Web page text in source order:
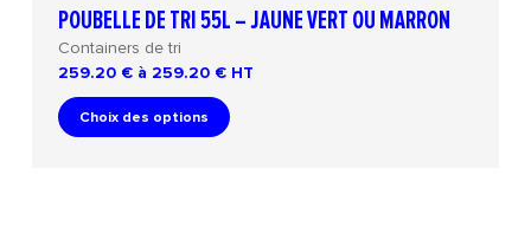
POUBELLE DE TRI 55L – JAUNE VERT OU MARRON
Containers de tri
259.20 € à 259.20 € HT
Choix des options